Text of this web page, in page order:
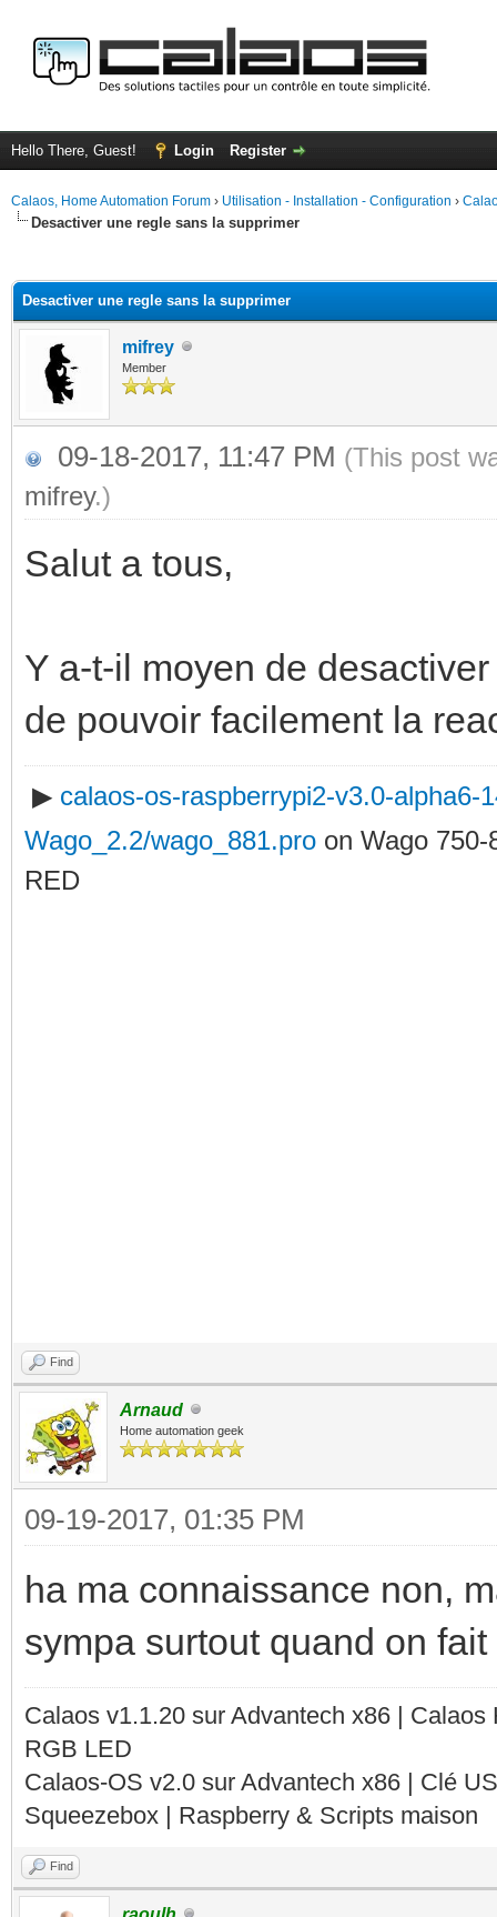
Hello There, Guest! Login Register
Calaos, Home Automation Forum › Utilisation - Installation - Configuration ›
Desactiver une regle sans la supprimer
Desactiver une regle sans la supprimer
mifrey
Member
09-18-2017, 11:47 PM (This post
mifrey.)
Salut a tous,
Y a-t-il moyen de
de pouvoir facilement la
▶ calaos-os-raspberrypi2-v3.0-alpha6-
Wago_2.2/wago_881.pro on Wago 750-
RED
Find
Arnaud
Home automation geek
09-19-2017, 01:35 PM
ha ma connaissance non,
sympa surtout quand on
Calaos v1.1.20 sur Advantech x86 |
RGB LED
Calaos-OS v2.0 sur Advantech x86 | Clé
Squeezebox | Raspberry & Scripts maison
Find